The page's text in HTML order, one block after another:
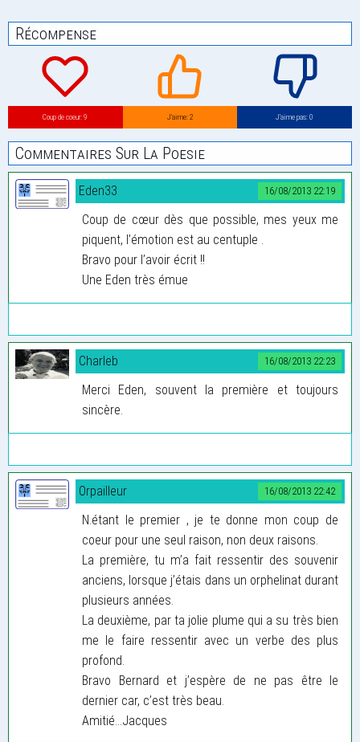
Récompense
Coup de coeur: 9 J’aime: 2 J’aime pas: 0
Commentaires Sur La Poesie
16/08/2013 22:19
Eden33
Coup de cœur dès que possible, mes yeux me
piquent, l’émotion est au centuple .
Bravo pour l’avoir écrit !!
Une Eden très émue
16/08/2013 22:23
Charleb
Merci Eden, souvent la première et toujours
sincère.
16/08/2013 22:42
Orpailleur
N.étant le premier , je te donne mon coup de
coeur pour une seul raison, non deux raisons.
La première, tu m’a fait ressentir des souvenir
anciens, lorsque j’étais dans un orphelinat durant
plusieurs années.
La deuxième, par ta jolie plume qui a su très bien
me le faire ressentir avec un verbe des plus
profond.
Bravo Bernard et j’espère de ne pas être le
dernier car, c’est très beau.
Amitié...Jacques